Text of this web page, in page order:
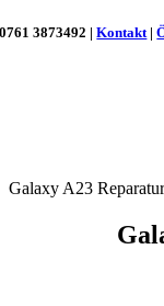
0761 3873492 |Kontakt |
Galaxy A23 Reparatur